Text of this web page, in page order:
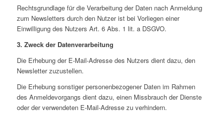
Rechtsgrundlage für die Verarbeitung der Daten nach Anmeldung
zum Newsletters durch den Nutzer ist bei Vorliegen einer
Einwilligung des Nutzers Art. 6 Abs. 1 lit. a DSGVO.
3. Zweck der Datenverarbeitung
Die Erhebung der E-Mail-Adresse des Nutzers dient dazu, den
Newsletter zuzustellen.
Die Erhebung sonstiger personenbezogener Daten im Rahmen
des Anmeldevorgangs dient dazu, einen Missbrauch der Dienste
oder der verwendeten E-Mail-Adresse zu verhindern.